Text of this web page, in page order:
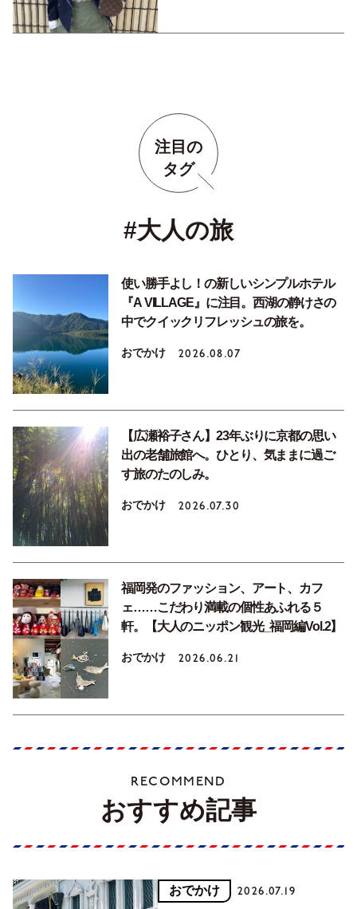
注目の
タグ
#大人の旅
使い勝手よし！の新しいシンプルホテル
『A VILLAGE』に注目。西湖の静けさの
中でクイックリフレッシュの旅を。
おでかけ 2026.08.07
【広瀬裕子さん】23年ぶりに京都の思い
出の老舗旅館へ。ひとり、気ままに過ご
す旅のたのしみ。
おでかけ 2026.07.30
福岡発のファッション、アート、カフ
ェ……こだわり満載の個性あふれる５
軒。【大人のニッポン観光_福岡編Vol.2】
おでかけ 2026.06.21
RECOMMEND
おすすめ記事
おでかけ 2026.07.19